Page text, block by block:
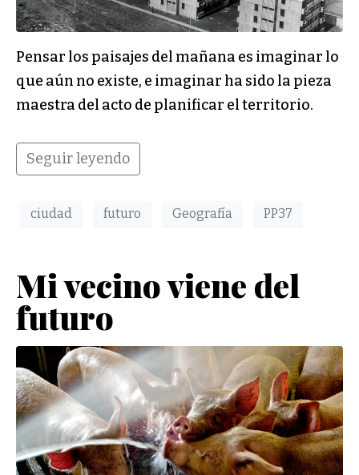
Pensar los paisajes del mañana es imaginar lo
que aún no existe, e imaginar ha sido la pieza
maestra del acto de planificar el territorio.
Seguir leyendo
ciudad futuro Geografía PP37
Mi vecino viene del
futuro